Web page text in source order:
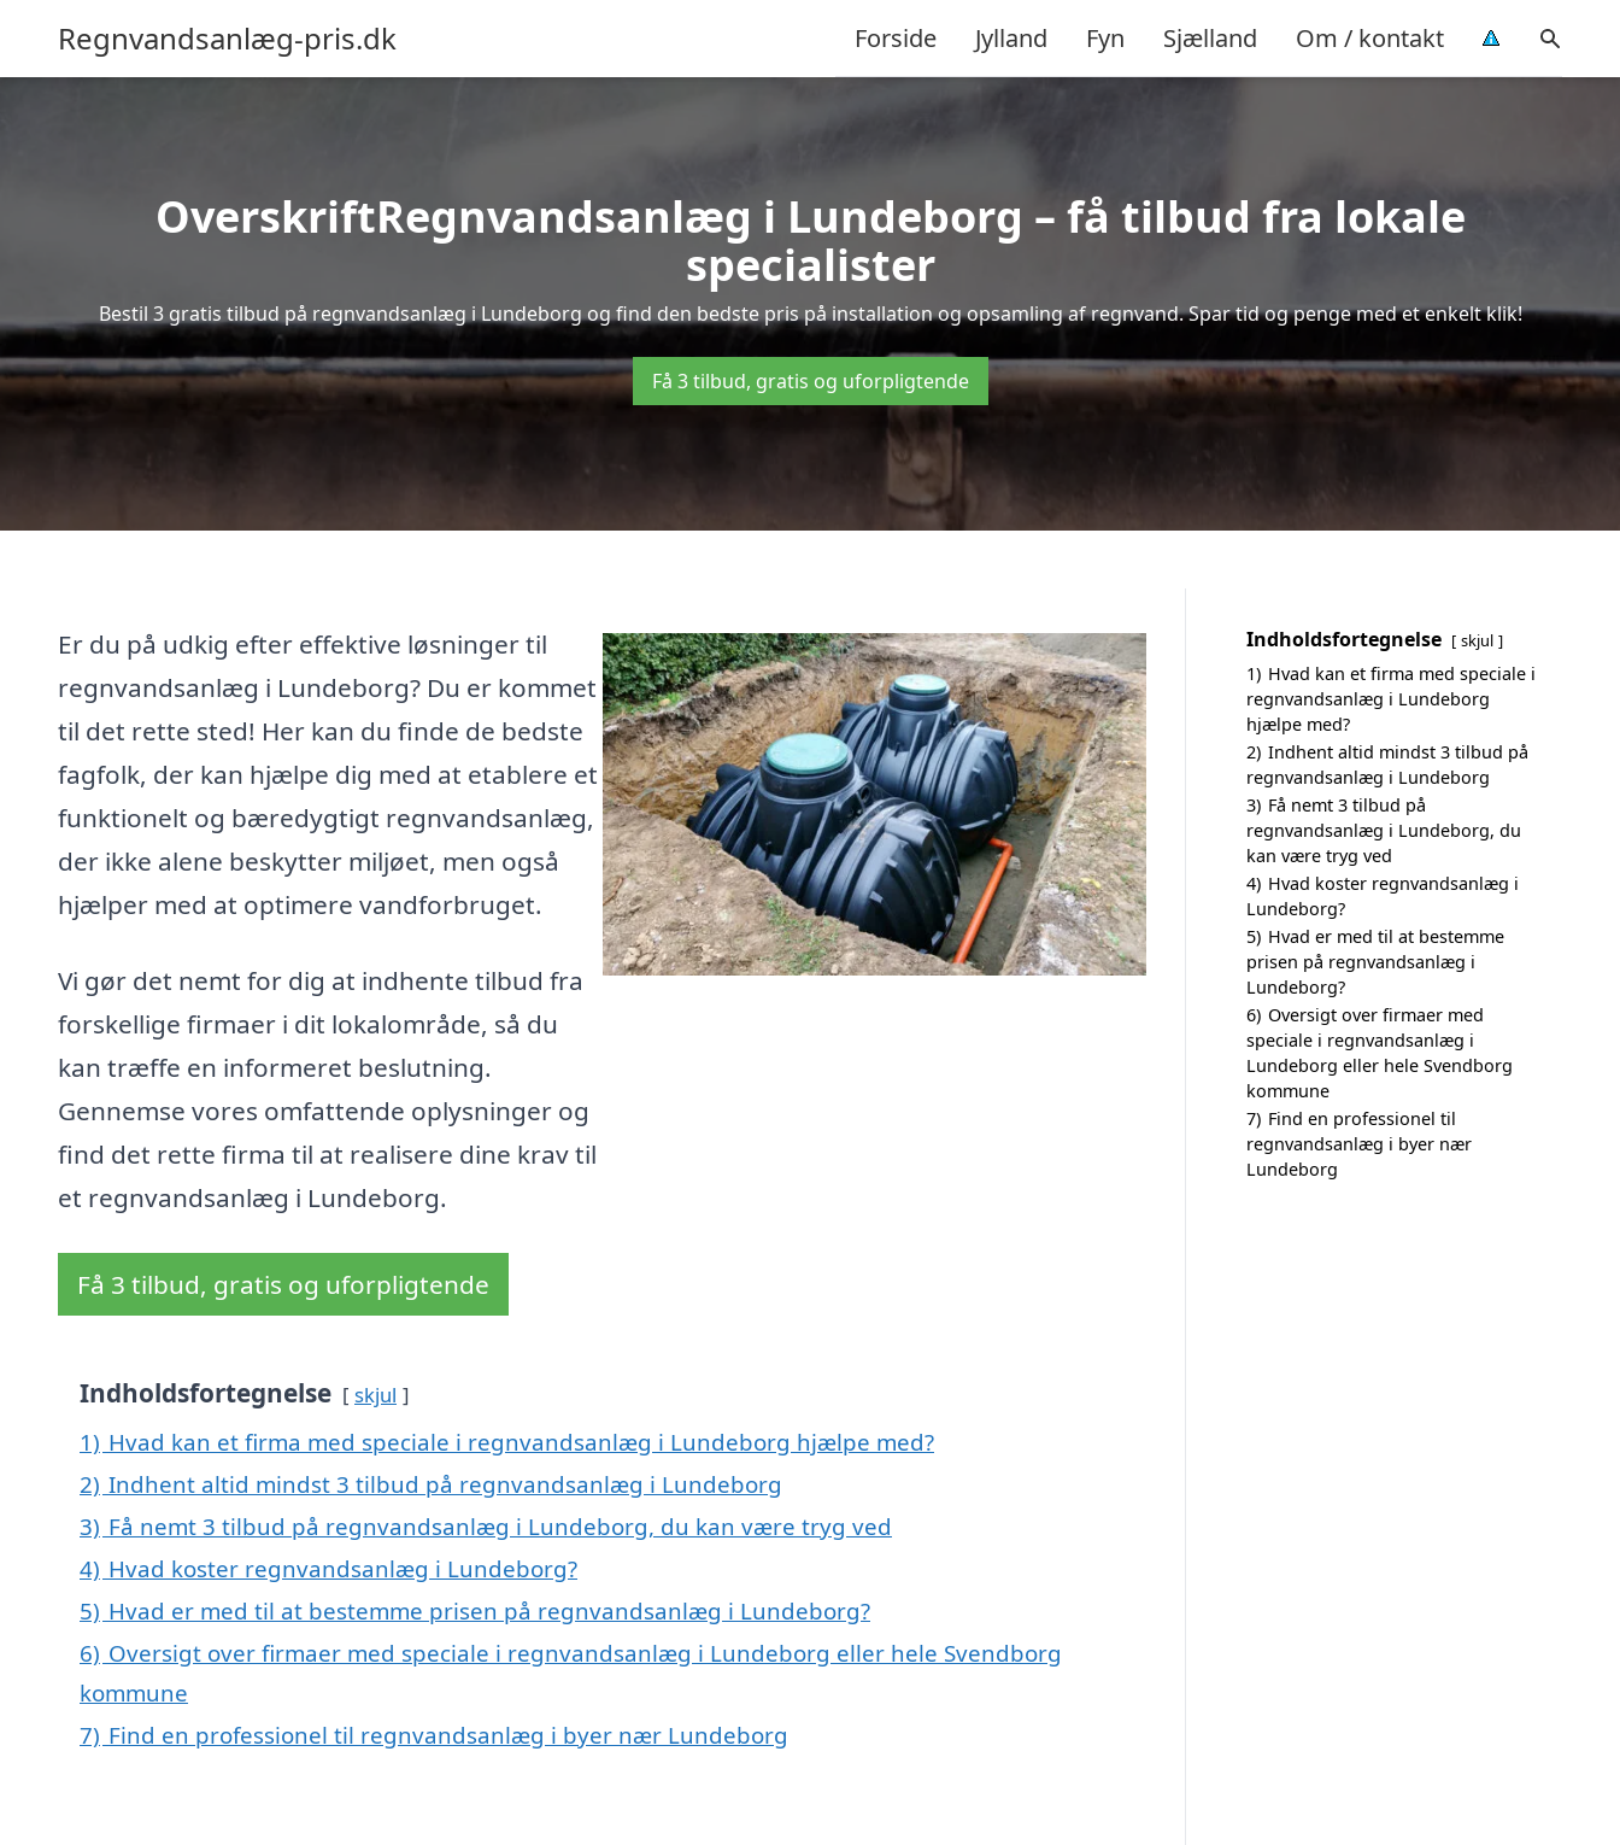
Regnvandsanlæg-pris.dk Forside Jylland Fyn Sjælland Om / kontakt
OverskriftRegnvandsanlæg i Lundeborg – få tilbud fra lokale
specialister
Bestil 3 gratis tilbud på regnvandsanlæg i Lundeborg og find den bedste pris på installation og opsamling af regnvand. Spar tid og penge med et enkelt klik!
Få 3 tilbud, gratis og uforpligtende
Er du på udkig efter effektive løsninger til
regnvandsanlæg i Lundeborg? Du er kommet
til det rette sted! Her kan du finde de bedste
fagfolk, der kan hjælpe dig med at etablere et
funktionelt og bæredygtigt regnvandsanlæg,
der ikke alene beskytter miljøet, men også
hjælper med at optimere vandforbruget.
Vi gør det nemt for dig at indhente tilbud fra
forskellige firmaer i dit lokalområde, så du
kan træffe en informeret beslutning.
Gennemse vores omfattende oplysninger og
find det rette firma til at realisere dine krav til
et regnvandsanlæg i Lundeborg.
Få 3 tilbud, gratis og uforpligtende
Indholdsfortegnelse skjul
1) Hvad kan et firma med speciale i regnvandsanlæg i Lundeborg hjælpe med?
2) Indhent altid mindst 3 tilbud på regnvandsanlæg i Lundeborg
3) Få nemt 3 tilbud på regnvandsanlæg i Lundeborg, du kan være tryg ved
4) Hvad koster regnvandsanlæg i Lundeborg?
5) Hvad er med til at bestemme prisen på regnvandsanlæg i Lundeborg?
6) Oversigt over firmaer med speciale i regnvandsanlæg i Lundeborg eller hele Svendborg
kommune
7) Find en professionel til regnvandsanlæg i byer nær Lundeborg
Indholdsfortegnelse skjul
1) Hvad kan et firma med speciale i
regnvandsanlæg i Lundeborg
hjælpe med?
2) Indhent altid mindst 3 tilbud på
regnvandsanlæg i Lundeborg
3) Få nemt 3 tilbud på
regnvandsanlæg i Lundeborg, du
kan være tryg ved
4) Hvad koster regnvandsanlæg i
Lundeborg?
5) Hvad er med til at bestemme
prisen på regnvandsanlæg i
Lundeborg?
6) Oversigt over firmaer med
speciale i regnvandsanlæg i
Lundeborg eller hele Svendborg
kommune
7) Find en professionel til
regnvandsanlæg i byer nær
Lundeborg